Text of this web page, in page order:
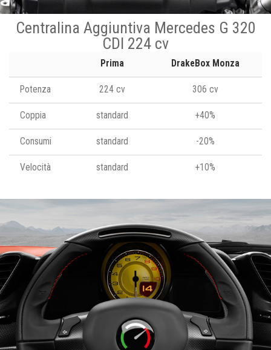
Centralina Aggiuntiva Mercedes G 320
CDI 224 cv
Prima DrakeBox Monza
Potenza 224 cv 306 cv
Coppia standard +40%
Consumi standard -20%
Velocità standard +10%